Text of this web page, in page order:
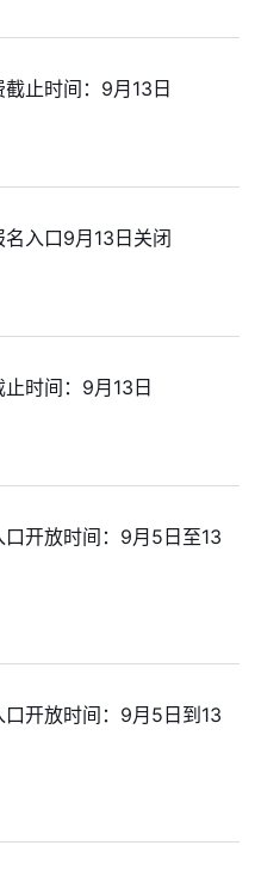
止时间：9月13日
入口9月13日关闭
时间：9月13日
开放时间：9月5日至13
开放时间：9月5日到13